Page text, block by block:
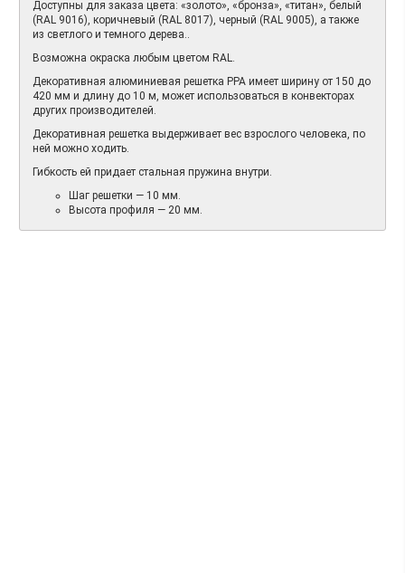
Доступны для заказа цвета: «золото», «бронза», «титан», белый
(RAL 9016), коричневый (RAL 8017), черный (RAL 9005), а также
из светлого и темного дерева..
Возможна окраска любым цветом RAL.
Декоративная алюминиевая решетка PPA имеет ширину от 150 до
420 мм и длину до 10 м, может использоваться в конвекторах
других производителей.
Декоративная решетка выдерживает вес взрослого человека, по
ней можно ходить.
Гибкость ей придает стальная пружина внутри.
Шаг решетки — 10 мм.
Высота профиля — 20 мм.